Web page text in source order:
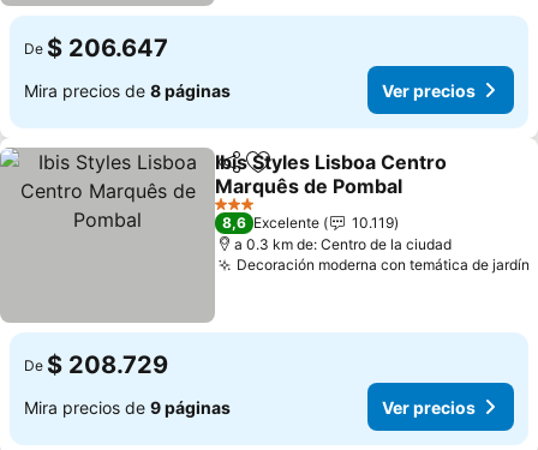
De $ 206.647
Mira precios de 8 páginas Ver precios
CompartirAgregar a favoritos
Ibis Styles Lisboa Centro
Marquês de Pombal
Ver precios
3 Estrellas
8,6 Excelente
10.119
a 0.3 km de: Centro de la ciudad
Decoración moderna con temática de jardín
De $ 208.729
Mira precios de 9 páginas Ver precios